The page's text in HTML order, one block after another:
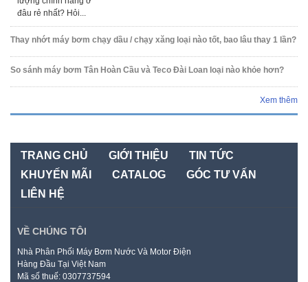
đâu rẻ nhất? Hỏi...
Thay nhớt máy bơm chạy dầu / chạy xăng loại nào tốt, bao lâu thay 1 lần?
So sánh máy bơm Tân Hoàn Cầu và Teco Đài Loan loại nào khỏe hơn?
Xem thêm
TRANG CHỦ GIỚI THIỆU
TIN TỨC
KHUYẾN MÃI
CATALOG
GÓC TƯ VẤN
LIÊN HỆ
VỀ CHÚNG TÔI
Nhà Phân Phối Máy Bơm Nước Và Motor Điện
Hàng Đầu Tại Việt Nam
Mã số thuế: 0307737594